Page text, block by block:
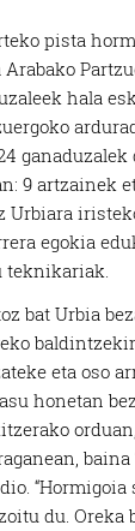
pista
hala
9 artzainek
Urbiara
egokia
teknikariak.
bat Urbia
eta oso
honetan
baina
“Hormigoia
du. Oreka